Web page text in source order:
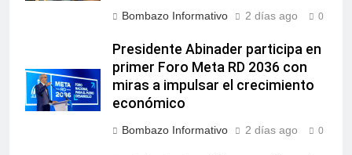
Bombazo Informativo 2 días ago 0
Presidente Abinader participa en
primer Foro Meta RD 2036 con
miras a impulsar el crecimiento
económico
Bombazo Informativo 2 días ago 0